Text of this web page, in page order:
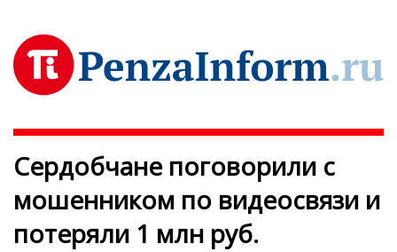
Сердобчане поговорили с
мошенником по видеосвязи и
потеряли 1 млн руб.